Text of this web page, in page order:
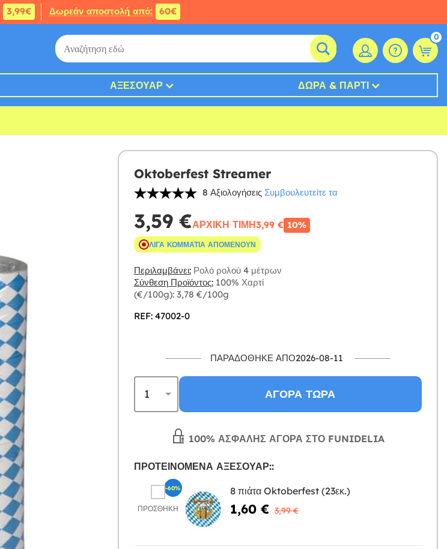
3,99€ Δωρεάν αποστολή από: 60€
0
ΑΞΕΣΟΥΆΡ ΔΏΡΑ & ΠΆΡΤΙ
Oktoberfest Streamer
8 Αξιολογήσεις Συμβουλευτείτε τα
3,59 €ΑΡΧΙΚΉ ΤΙΜΉ3,99 € 10%
ΛΊΓΑ ΚΟΜΜΆΤΙΑ ΑΠΟΜΈΝΟΥΝ
Περιλαμβάνει:Ρολό ρολού 4 μέτρων
Σύνθεση Προϊόντος:100% Χαρτί
(€/100g): 3,78 €/100g
REF: 47002-0
ΠΑΡΑΔΌΘΗΚΕ ΑΠΌ2026-08-11
ΑΓΟΡΆ ΤΏΡΑ
100% ΑΣΦΑΛΉΣ ΑΓΟΡΆ ΣΤΟ FUNIDELIA
ΠΡΟΤΕΙΝΌΜΕΝΑ ΑΞΕΣΟΥΆΡ::
ΠΡΟΣΘΉΚΗ
8 πιάτα Oktoberfest (23εκ.)
1,60 € 3,99 €
-60%